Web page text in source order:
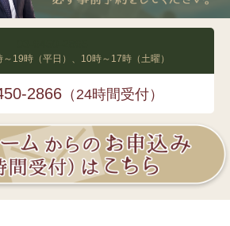
19時（平日）、10時～17時（土曜）
2866（24時間受付）